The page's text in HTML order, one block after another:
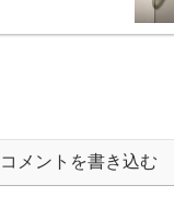
コメントを書き込む